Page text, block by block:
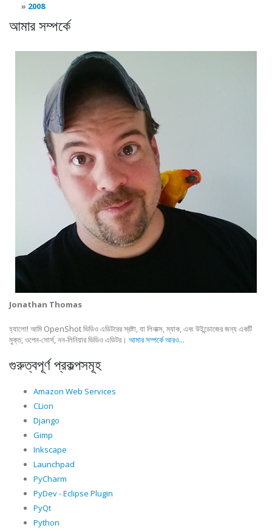
2008
আমার সম্পর্কে
Jonathan Thomas
হ্যালো! আমি OpenShot ভিডিও এডিটরের স্রষ্টা, যা লিনাক্স, ম্যাক, এবং উইন্ডোজের জন্য একটি
মুক্ত, ওপেন-সোর্স, নন-লিনিয়ার ভিডিও এডিটর। আমার সম্পর্কে আরও...
গুরুত্বপূর্ণ প্রকল্পসমূহ
Amazon Web Services
CLion
Django
Gimp
Inkscape
Launchpad
PyCharm
PyDev - Eclipse Plugin
PyQt
Python